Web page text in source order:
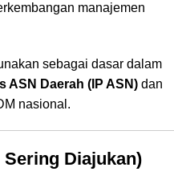
manajemen
sebagai dasar dalam
ASN Daerah (IP ASN) dan
nasional.
Sering Diajukan)